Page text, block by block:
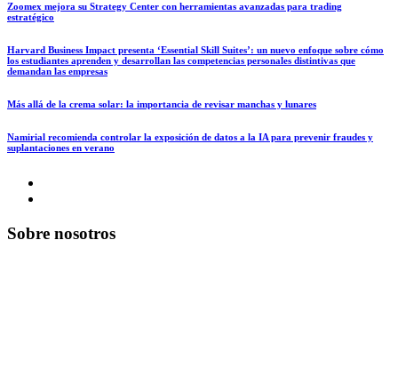
Zoomex mejora su Strategy Center con herramientas avanzadas para trading
estratégico
Harvard Business Impact presenta ‘Essential Skill Suites’: un nuevo enfoque sobre cómo
los estudiantes aprenden y desarrollan las competencias personales distintivas que
demandan las empresas
Más allá de la crema solar: la importancia de revisar manchas y lunares
Namirial recomienda controlar la exposición de datos a la IA para prevenir fraudes y
suplantaciones en verano
Sobre nosotros